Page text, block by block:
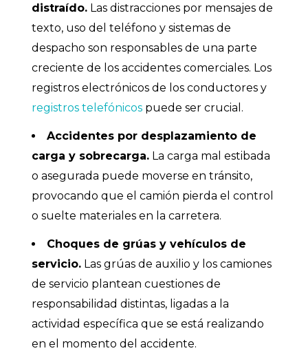
distraído. Las distracciones por mensajes de
texto, uso del teléfono y sistemas de
despacho son responsables de una parte
creciente de los accidentes comerciales. Los
registros electrónicos de los conductores y
registros telefónicos puede ser crucial.
Accidentes por desplazamiento de
carga y sobrecarga. La carga mal estibada
o asegurada puede moverse en tránsito,
provocando que el camión pierda el control
o suelte materiales en la carretera.
Choques de grúas y vehículos de
servicio. Las grúas de auxilio y los camiones
de servicio plantean cuestiones de
responsabilidad distintas, ligadas a la
actividad específica que se está realizando
en el momento del accidente.